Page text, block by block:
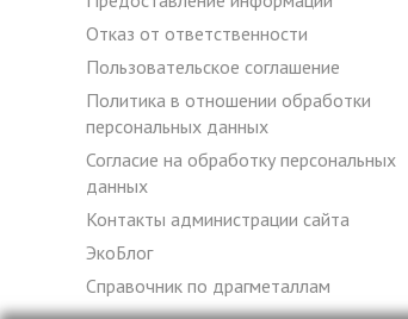
Отказ от ответственности
Пользовательское соглашение
Политика в отношении обработки
персональных данных
Согласие на обработку персональных
данных
Контакты администрации сайта
ЭкоБлог
Справочник по драгметаллам